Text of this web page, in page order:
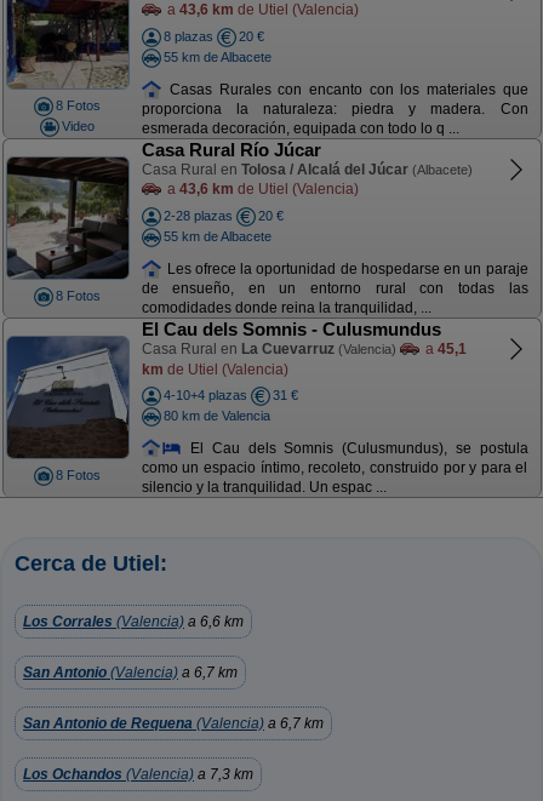
8 Fotos
Video
a 43,6 km de Utiel (Valencia)
8 plazas
20 €
55 km de Albacete
Casas Rurales con encanto con los materiales que
proporciona la naturaleza: piedra y madera. Con
esmerada decoración, equipada con todo lo q ...
8 Fotos
Casa Rural Río Júcar
Casa Rural en Tolosa / Alcalá del Júcar (Albacete)
a 43,6 km de Utiel (Valencia)
2-28 plazas
20 €
55 km de Albacete
Les ofrece la oportunidad de hospedarse en un paraje
de ensueño, en un entorno rural con todas las
comodidades donde reina la tranquilidad, ...
8 Fotos
El Cau dels Somnis - Culusmundus
Casa Rural en La Cuevarruz (Valencia) a 45,1
km de Utiel (Valencia)
4-10+4 plazas
31 €
80 km de Valencia
El Cau dels Somnis (Culusmundus), se postula
como un espacio íntimo, recoleto, construido por y para el
silencio y la tranquilidad. Un espac ...
Cerca de Utiel:
Los Corrales (Valencia) a 6,6 km
San Antonio (Valencia) a 6,7 km
San Antonio de Requena (Valencia) a 6,7 km
Los Ochandos (Valencia) a 7,3 km